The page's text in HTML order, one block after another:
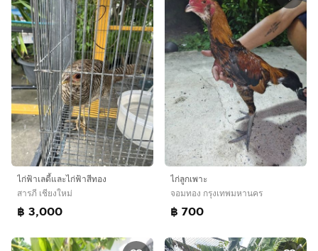
ไก่ฟ้าเลดี้และไก่ฟ้าสีทอง
สารภี เชียงใหม่
฿ 3,000
ไก่ลูกเพาะ
จอมทอง กรุงเทพมหานคร
฿ 700